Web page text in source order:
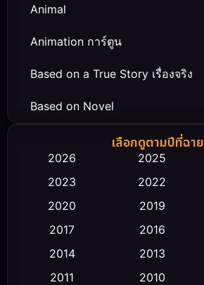
Animal
Animation การ์ตูน
Based on a True Story เรื่องจริง
Based on Novel
Biography ชีวิตจริง
Classic หนังคลาสสิก
Comedy ตลก
เลือกดูตามปีที่ฉาย
2026 2025
2023
2022
2020
2019
2017
2016
2014
2013
2011
2010